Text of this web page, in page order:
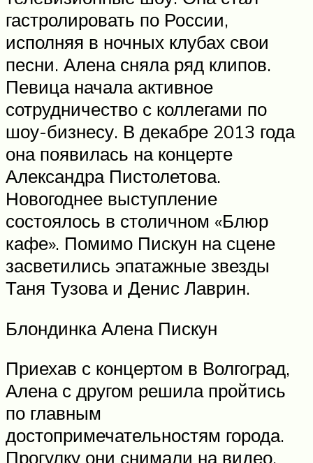
гастролировать по России,
исполняя в ночных клубах свои
песни. Алена сняла ряд клипов.
Певица начала активное
сотрудничество с коллегами по
шоу-бизнесу. В декабре 2013 года
она появилась на концерте
Александра Пистолетова.
Новогоднее выступление
состоялось в столичном «Блюр
кафе». Помимо Пискун на сцене
засветились эпатажные звезды
Таня Тузова и Денис Лаврин.
Блондинка Алена Пискун
Приехав с концертом в Волгоград,
Алена с другом решила пройтись
по главным
достопримечательностям города.
Прогулку они снимали на видео,